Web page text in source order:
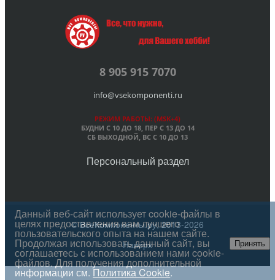
8 905 915 7070
info@vsekomponenti.ru
РЕЖИМ РАБОТЫ: (MSK+4)
БУДНИ С 10 ДО 18, ПЕРС 13 ДО 14
СБ ВЫХОДНОЙ, ВС С 10 ДО 13
Персональный раздел
© ВсеКомпоненты.ру, 2013-2026
Наверх
Данный веб-сайт использует cookie-файлы в
целях предоставления вам лучшего
пользовательского опыта на нашем сайте.
Продолжая использовать данный сайт, вы
соглашаетесь с использованием нами cookie-
файлов. Для получения дополнительной
информации см.Политика Cookie.
Принять